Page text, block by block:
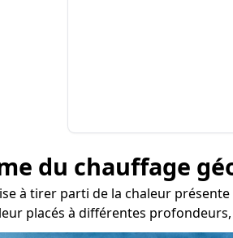
du chauffage
à tirer parti de la chaleur
placés à différentes